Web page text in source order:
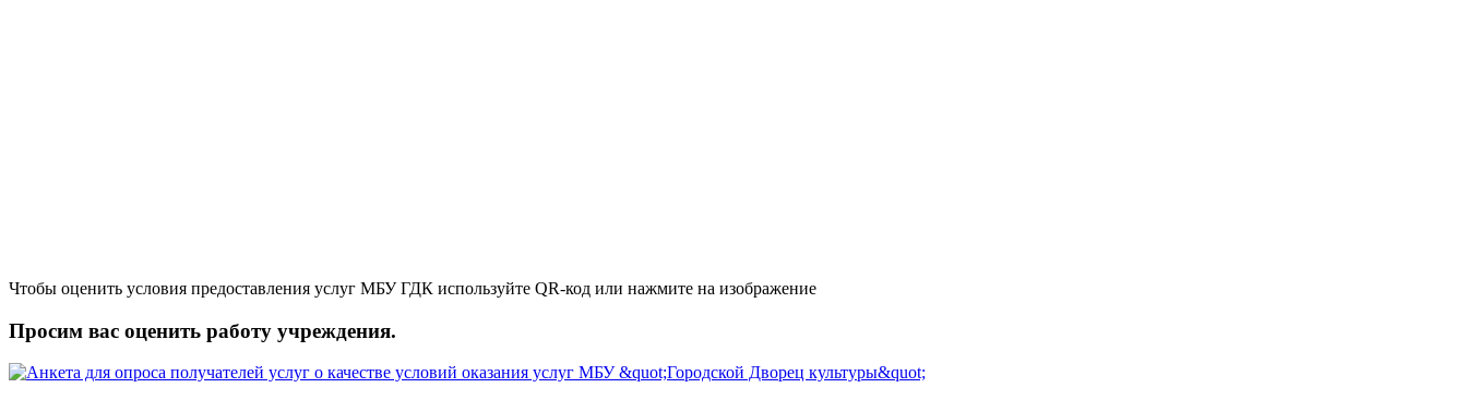
Чтобы оценить условия предоставления услуг МБУ ГДК используйте QR-код или нажмите на изображение
Просим вас оценить работу учреждения.